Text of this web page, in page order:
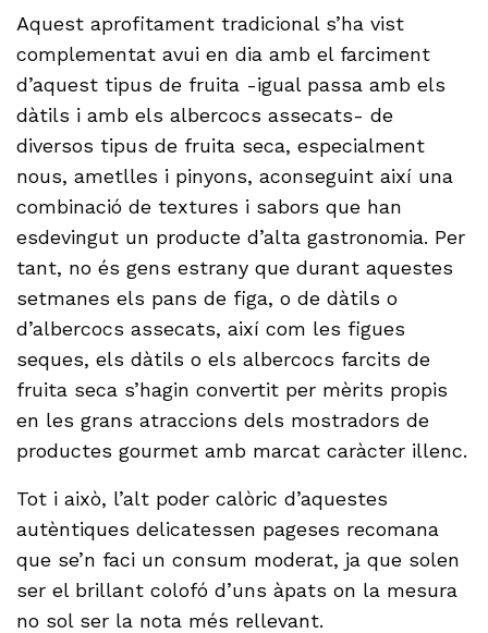
Aquest aprofitament tradicional s’ha vist
complementat avui en dia amb el farciment
d’aquest tipus de fruita -igual passa amb els
dàtils i amb els albercocs assecats- de
diversos tipus de fruita seca, especialment
nous, ametlles i pinyons, aconseguint així una
combinació de textures i sabors que han
esdevingut un producte d’alta gastronomia. Per
tant, no és gens estrany que durant aquestes
setmanes els pans de figa, o de dàtils o
d’albercocs assecats, així com les figues
seques, els dàtils o els albercocs farcits de
fruita seca s’hagin convertit per mèrits propis
en les grans atraccions dels mostradors de
productes gourmet amb marcat caràcter illenc.
Tot i això, l’alt poder calòric d’aquestes
autèntiques delicatessen pageses recomana
que se’n faci un consum moderat, ja que solen
ser el brillant colofó d’uns àpats on la mesura
no sol ser la nota més rellevant.